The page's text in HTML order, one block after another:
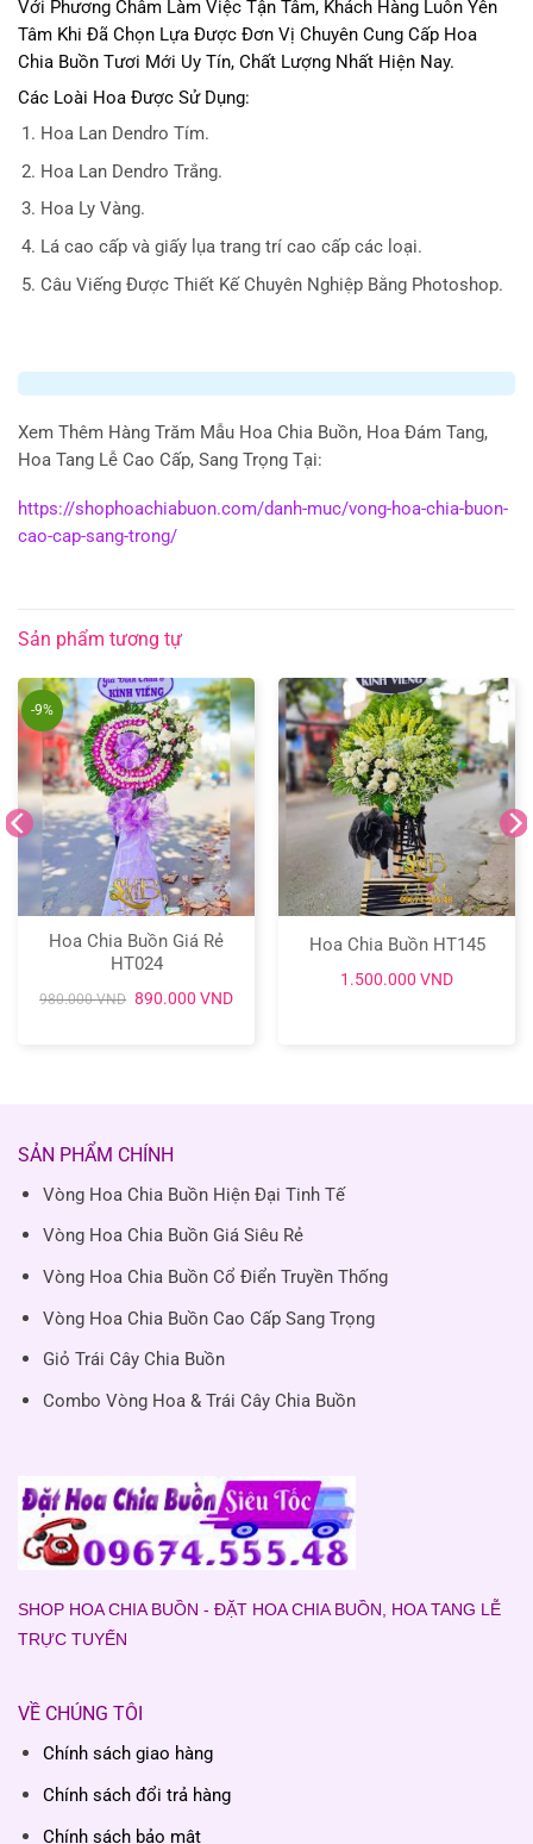
Với Phương Châm Làm Việc Tận Tâm, Khách Hàng Luôn Yên
Tâm Khi Đã Chọn Lựa Được Đơn Vị Chuyên Cung Cấp Hoa
Chia Buồn Tươi Mới Uy Tín, Chất Lượng Nhất Hiện Nay.
Các Loài Hoa Được Sử Dụng:
Hoa Lan Dendro Tím.
Hoa Lan Dendro Trắng.
Hoa Ly Vàng.
Lá cao cấp và giấy lụa trang trí cao cấp các loại.
Câu Viếng Được Thiết Kế Chuyên Nghiệp Bằng Photoshop.
Xem Thêm Hàng Trăm Mẫu Hoa Chia Buồn, Hoa Đám Tang,
Hoa Tang Lễ Cao Cấp, Sang Trọng Tại:
https://shophoachiabuon.com/danh-muc/vong-hoa-chia-buon-
cao-cap-sang-trong/
Sản phẩm tương tự
-9%
Hoa Chia Buồn Giá Rẻ
HT024
980.000VND Giá
890.000 VNDGiá
Hoa Chia Buồn HT145
1.500.000 VND
SẢN PHẨM CHÍNH
Vòng Hoa Chia Buồn Hiện Đại Tinh Tế
Vòng Hoa Chia Buồn Giá Siêu Rẻ
Vòng Hoa Chia Buồn Cổ Điển Truyền Thống
Vòng Hoa Chia Buồn Cao Cấp Sang Trọng
Giỏ Trái Cây Chia Buồn
Combo Vòng Hoa & Trái Cây Chia Buồn
SHOP HOA CHIA BUỒN - ĐẶT HOA CHIA BUỒN, HOA TANG LỄ
TRỰC TUYẾN
VỀ CHÚNG TÔI
Chính sách giao hàng
Chính sách đổi trả hàng
Chính sách bảo mật